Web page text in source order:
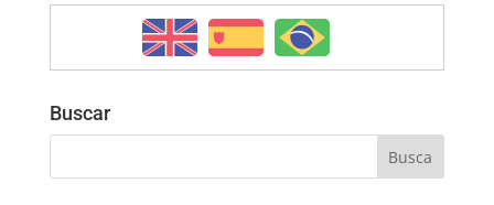
Buscar